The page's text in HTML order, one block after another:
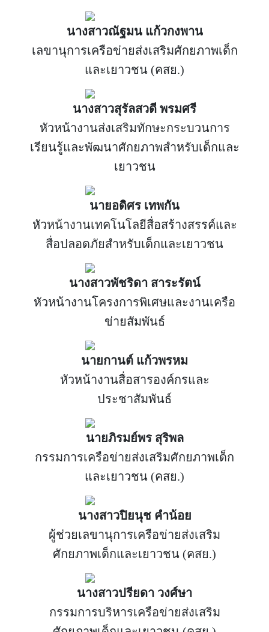
นางสาวณัฐมน แก้วกงพาน
เลขานุการเครือข่ายส่งเสริมศักยภาพเด็ก
และเยาวชน (คสย.)
นางสาวสุรัลสวดี พรมศรี
หัวหน้างานส่งเสริมทักษะกระบวนการ
เรียนรู้และพัฒนาศักยภาพสำหรับเด็กและ
เยาวชน
นายอดิศร เทพกัน
หัวหน้างานเทคโนโลยีสื่อสร้างสรรค์และ
สื่อปลอดภัยสำหรับเด็กและเยาวชน
นางสาวพัชริดา สาระรัตน์
หัวหน้างานโครงการพิเศษและงานเครือ
ข่ายสัมพันธ์
นายกานต์ แก้วพรหม
หัวหน้างานสื่อสารองค์กรและ
ประชาสัมพันธ์
นายภิรมย์พร สุริพล
กรรมการเครือข่ายส่งเสริมศักยภาพเด็ก
และเยาวชน (คสย.)
นางสาวปิยนุช คำน้อย
ผู้ช่วยเลขานุการเครือข่ายส่งเสริม
ศักยภาพเด็กและเยาวชน (คสย.)
นางสาวปรียดา วงศ์ษา
กรรมการบริหารเครือข่ายส่งเสริม